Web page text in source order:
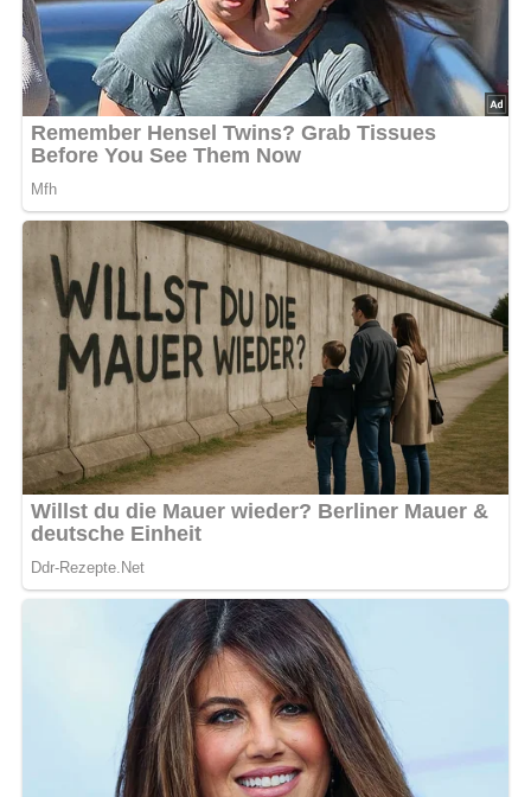
Und so wird es gemacht…
Alles aufeinanderschichten. Das Broilerstück mit 1 TI
Salatmayonnaise überziehen, die mit Worcestersoße
gewürzt wurde. Obenauf eine Eischeibe legen und alles
mit einem Happenspieß feststecken.
Nach: So schmeckt’s im Grünen, Sportverlag Berlin, DDR, 1988
Abonniere jetzt unseren Newsletter!
Kein Spam, kein Bullshit, keine Weitergabe deiner Mailadresse an Dritte!
Jetzt Sterne vergeben – Rezept
bewerten
(7 Bewertung)